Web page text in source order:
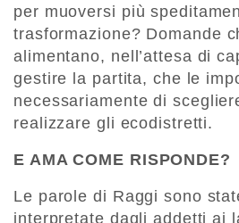
per muoversi più
trasformazione? Domande
alimentano, nell’attesa di
gestire la partita, che le
necessariamente di
realizzare gli ecodistretti.
E AMA COME RISPONDE?
Le parole di Raggi sono
interpretate dagli addetti ai